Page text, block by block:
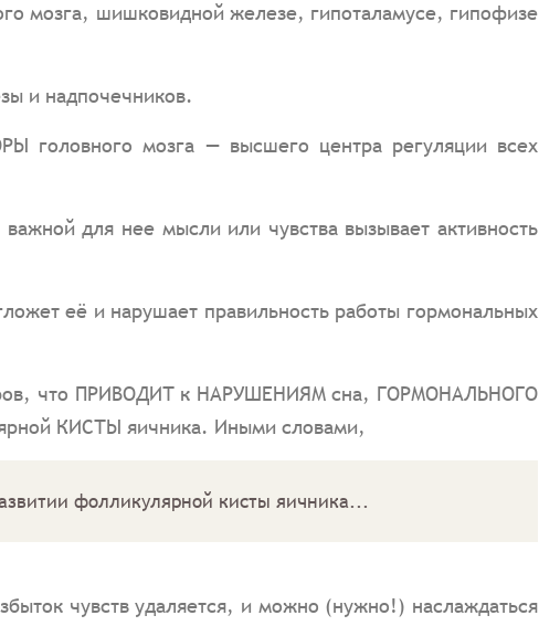
мозга, шишковидной железе, гипоталамусе, гипофизе
и надпочечников.
головного мозга — высшего центра регуляции всех
для нее мысли или чувства вызывает активность
её и нарушает правильность работы гормональных
что ПРИВОДИТ к НАРУШЕНИЯМ сна, ГОРМОНАЛЬНОГО
КИСТЫ яичника. Иными словами,
фолликулярной кисты яичника...
чувств удаляется, и можно (нужно!) наслаждаться